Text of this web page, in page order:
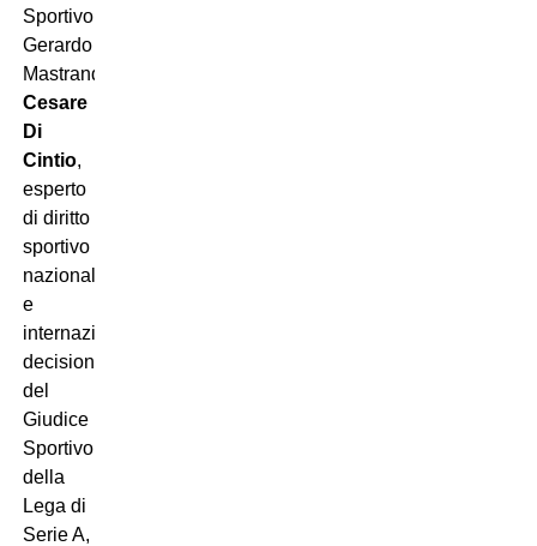
Sportivo
Gerardo
Mastrandrea è l’
Cesare
Di
Cintio,
esperto
di diritto
sportivo
nazionale
e
internazionale: “La
decisione
del
Giudice
Sportivo
della
Lega di
Serie A,